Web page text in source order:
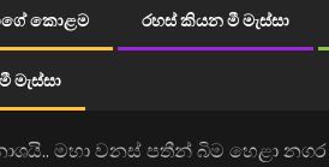
කොළම රහස් කියන මී මැස්සා
මැස්සා
මහා වනස් පතීන් බිම හෙළා